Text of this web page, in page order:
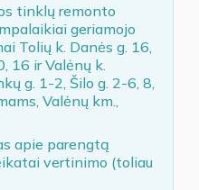
tinklų remonto
geriamojo
Tolių k. Danės g. 16,
16 ir Valėnų k.
g. 1-2, Šilo g. 2-6, 8,
Valėnų km.,
apie parengtą
vertinimo (toliau